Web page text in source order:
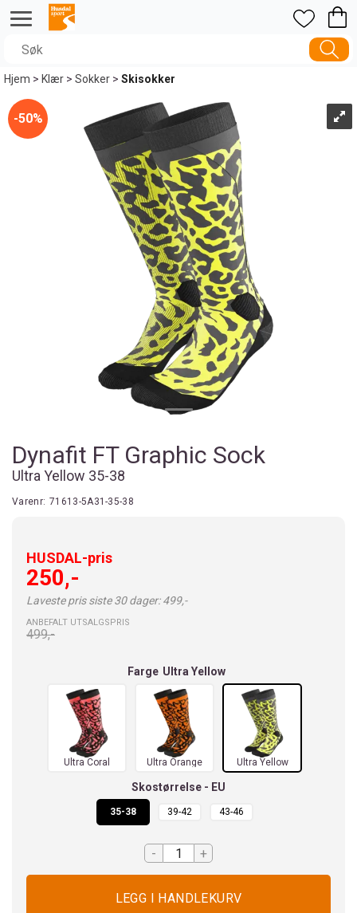
Hjem>Klær>Sokker>Skisokker
50%
Dynafit FT Graphic Sock
Ultra Yellow 35-38
Varenr: 71613-5A31-35-38
HUSDAL-pris
250,-
Laveste pris siste 30 dager: 499,-
ANBEFALT UTSALGSPRIS
499,-
Farge Ultra Yellow
Ultra Coral Ultra Orange Ultra Yellow
Skostørrelse - EU
35-38 39-42 43-46
- +